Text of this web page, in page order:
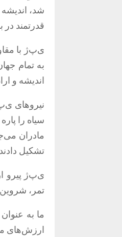
شد،
قدرتمند
ی‌پ‌ژ با
به تمام
اندیشه و
نیروهای
سیاه را
مادران
تشکیل دادند
ی‌پ‌ژ پیرو
تمر،
ما به
ارزش‌های